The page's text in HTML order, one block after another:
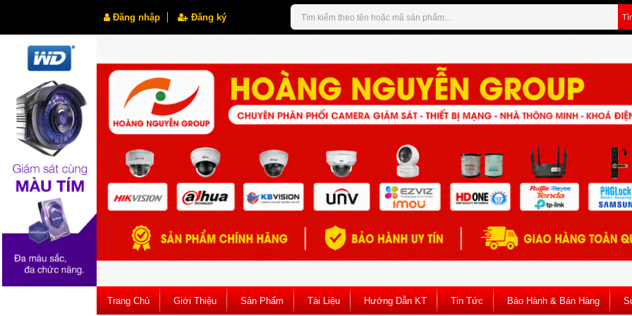
Đăng nhập Đăng ký
Trang Chủ Giới Thiệu Sản Phẩm Tài Liệu Hướng Dẫn KT Tin Tức Bảo Hành & Bán Hàng